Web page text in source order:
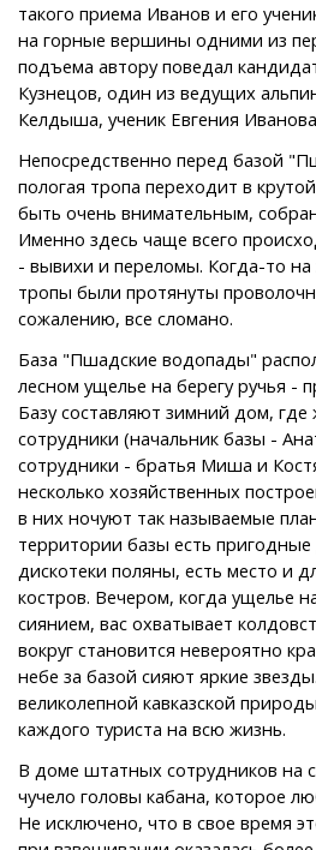
такого приема Иванов и его
на горные вершины одними из
подъема автору поведал
Кузнецов, один из ведущих
Келдыша, ученик Eвгения
Heпocpeдcтвeннo перед базой
пологая тропа переходит в
быть очень внимательным,
Именно здесь чаще всего
- вывихи и переломы. Когда-то на
тропы были протянуты
сожалению, все сломано.
База "Пшадские водопады"
лесном ущелье на берегу ручья -
Базу составляют зимний дом,
сотрудники (начальник базы -
сотрудники - братья Миша и
несколько хозяйственных
в них ночуют так называемые
территории базы есть
дискотеки поляны, есть место и
костров. Вечером, когда ущелье
сиянием, вас охватывает
вокруг становится невероятно
небе за базой сияют яркие
великолепной кавказской
каждого туриста на всю жизнь.
В доме штатных сотрудников на
чучело головы кабана, которое
Не исключено, что в свое время